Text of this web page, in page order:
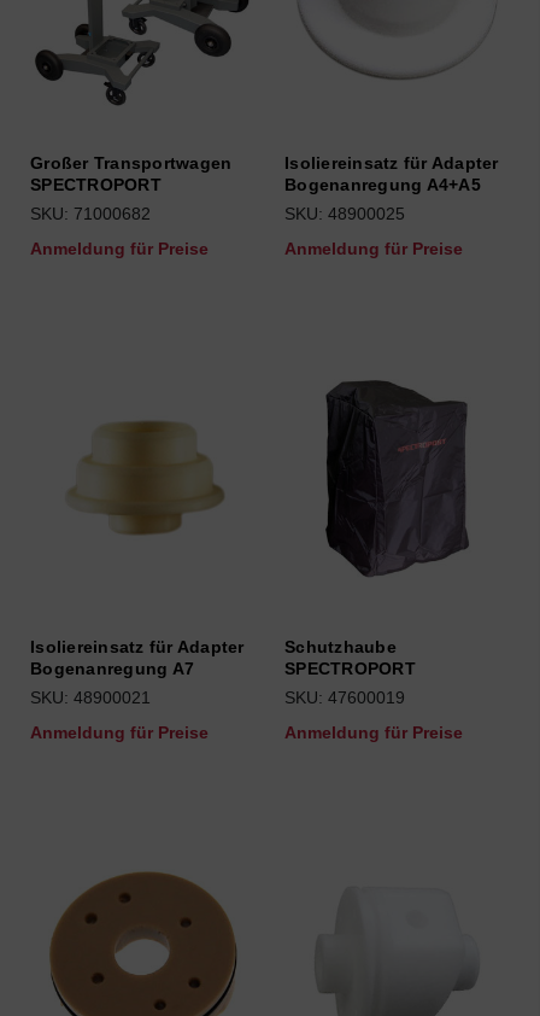
Großer Transportwagen
SPECTROPORT
SKU: 71000682
Anmeldung für Preise
Isoliereinsatz für Adapter
Bogenanregung A4+A5
SKU: 48900025
Anmeldung für Preise
Isoliereinsatz für Adapter
Bogenanregung A7
SKU: 48900021
Anmeldung für Preise
Schutzhaube
SPECTROPORT
SKU: 47600019
Anmeldung für Preise